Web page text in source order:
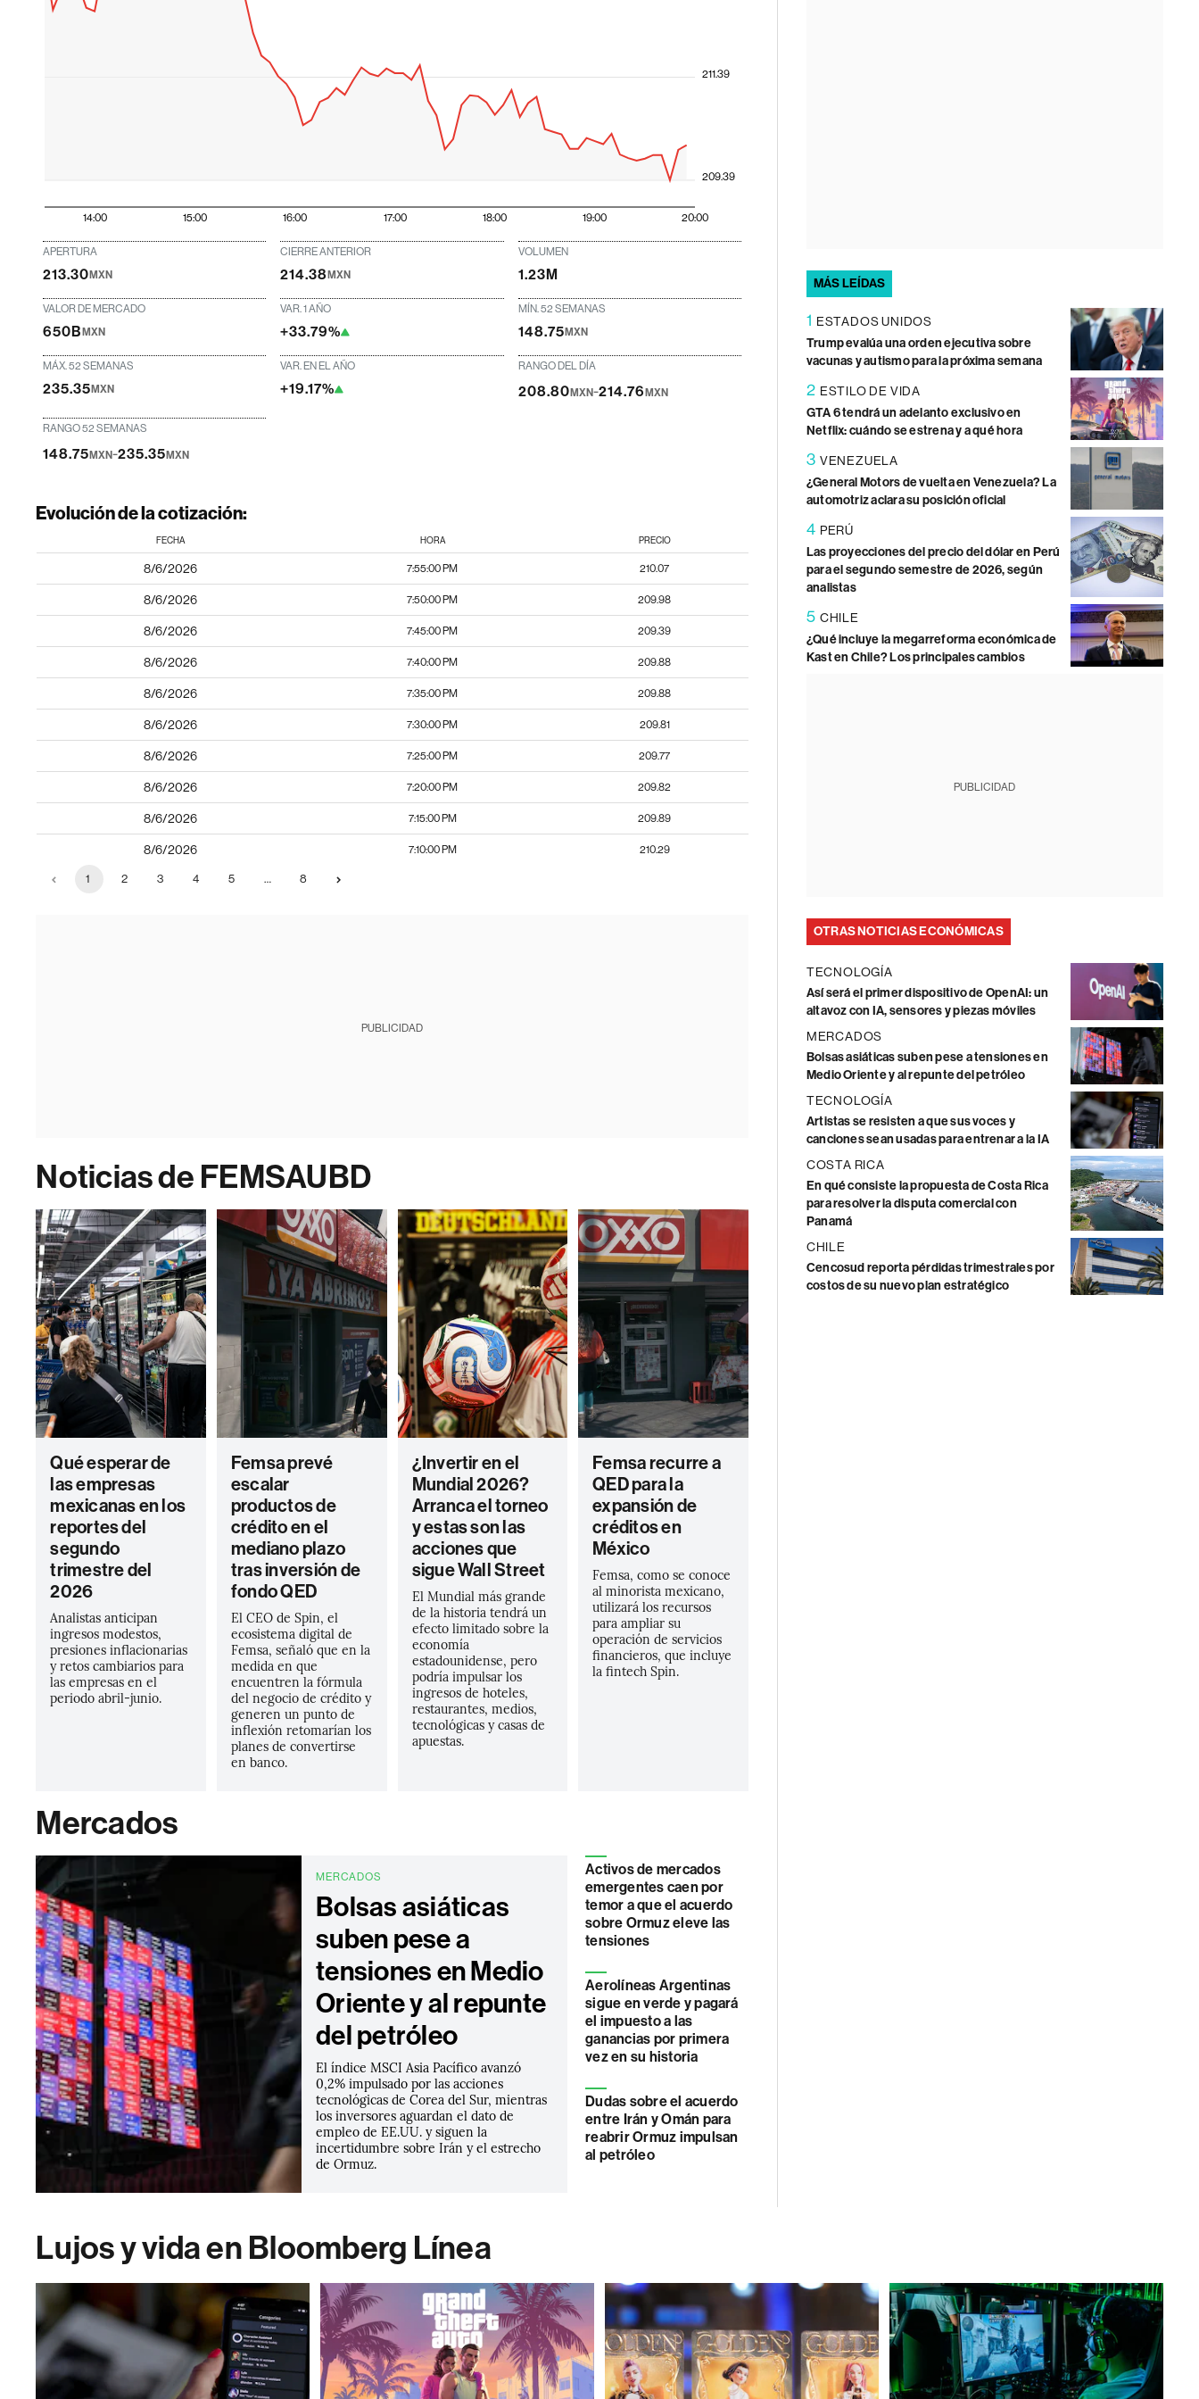
14:00 15:00 16:00 17:00 18:00 19:00 20:00
209.39
211.39
APERTURA
213.30MXN
CIERRE ANTERIOR
214.38MXN
VOLUMEN
1.23M
VALOR DE MERCADO
650BMXN
VAR. 1 AÑO
+33.79%
MÍN. 52 SEMANAS
148.75MXN
MÁX. 52 SEMANAS
235.35MXN
VAR. EN EL AÑO
+19.17%
RANGO DEL DÍA
208.80 MXN-214.76 MXN
RANGO 52 SEMANAS
148.75MXN-235.35MXN
Evolución de la cotización:
FECHA HORA PRECIO
8/6/2026 7:55:00 PM 210.07
8/6/2026 7:50:00 PM 209.98
8/6/2026 7:45:00 PM 209.39
8/6/2026 7:40:00 PM 209.88
8/6/2026 7:35:00 PM 209.88
8/6/2026 7:30:00 PM 209.81
8/6/2026 7:25:00 PM 209.77
8/6/2026 7:20:00 PM 209.82
8/6/2026 7:15:00 PM 209.89
8/6/2026 7:10:00 PM 210.29
1 2 3 4 5 … 8
PUBLICIDAD
Noticias de FEMSAUBD
Qué esperar de
las empresas
mexicanas en los
reportes del
segundo
trimestre del
2026
Analistas anticipan
ingresos modestos,
presiones inflacionarias
y retos cambiarios para
las empresas en el
periodo abril-junio.
Femsa prevé
escalar
productos de
crédito en el
mediano plazo
tras inversión de
fondo QED
El CEO de Spin, el
ecosistema digital de
Femsa, señaló que en la
medida en que
encuentren la fórmula
del negocio de crédito y
generen un punto de
inflexión retomarían los
planes de convertirse
en banco.
¿Invertir en el
Mundial 2026?
Arranca el torneo
y estas son las
acciones que
sigue Wall Street
El Mundial más grande
de la historia tendrá un
efecto limitado sobre la
economía
estadounidense, pero
podría impulsar los
ingresos de hoteles,
restaurantes, medios,
tecnológicas y casas de
apuestas.
Femsa recurre a
QED para la
expansión de
créditos en
México
Femsa, como se conoce
al minorista mexicano,
utilizará los recursos
para ampliar su
operación de servicios
financieros, que incluye
la fintech Spin.
Mercados
MERCADOS
Bolsas asiáticas
suben pese a
tensiones en Medio
Oriente y al repunte
del petróleo
El índice MSCI Asia Pacífico avanzó
0,2% impulsado por las acciones
tecnológicas de Corea del Sur, mientras
los inversores aguardan el dato de
empleo de EE.UU. y siguen la
incertidumbre sobre Irán y el estrecho
de Ormuz.
Activos de mercados
emergentes caen por
temor a que el acuerdo
sobre Ormuz eleve las
tensiones
Aerolíneas Argentinas
sigue en verde y pagará
el impuesto a las
ganancias por primera
vez en su historia
Dudas sobre el acuerdo
entre Irán y Omán para
reabrir Ormuz impulsan
al petróleo
MÁS LEÍDAS
1 ESTADOS UNIDOS
Trump evalúa una orden ejecutiva sobre
vacunas y autismo para la próxima semana
2 ESTILO DE VIDA
GTA 6 tendrá un adelanto exclusivo en
Netflix: cuándo se estrena y a qué hora
3 VENEZUELA
¿General Motors de vuelta en Venezuela? La
automotriz aclara su posición oficial
4 PERÚ
Las proyecciones del precio del dólar en Perú
para el segundo semestre de 2026, según
analistas
5 CHILE
¿Qué incluye la megarreforma económica de
Kast en Chile? Los principales cambios
PUBLICIDAD
OTRAS NOTICIAS ECONÓMICAS
TECNOLOGÍA
Así será el primer dispositivo de OpenAI: un
altavoz con IA, sensores y piezas móviles
MERCADOS
Bolsas asiáticas suben pese a tensiones en
Medio Oriente y al repunte del petróleo
TECNOLOGÍA
Artistas se resisten a que sus voces y
canciones sean usadas para entrenar a la IA
COSTA RICA
En qué consiste la propuesta de Costa Rica
para resolver la disputa comercial con
Panamá
CHILE
Cencosud reporta pérdidas trimestrales por
costos de su nuevo plan estratégico
Lujos y vida en Bloomberg Línea